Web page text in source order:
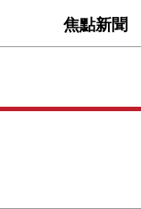
焦點新聞